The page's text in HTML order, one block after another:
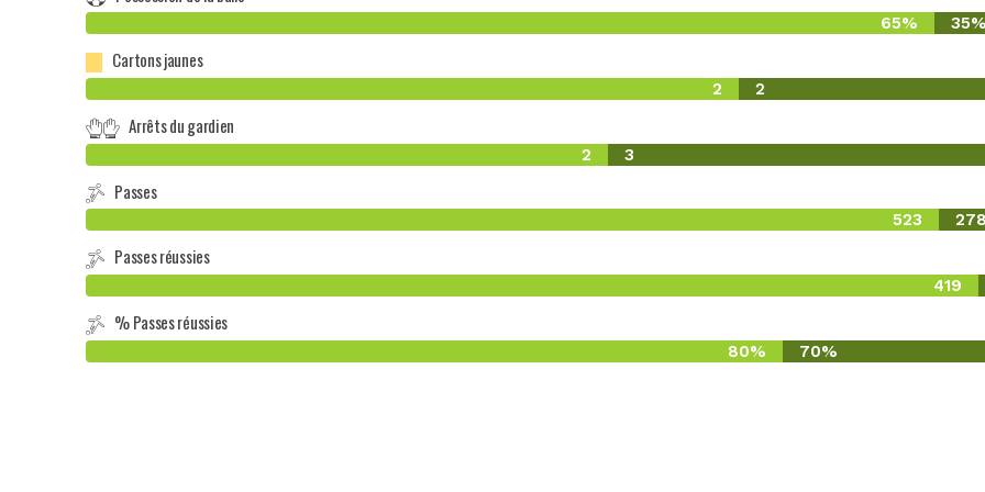
65% 35%
Cartons jaunes
2 2
Arrêts du gardien
2 3
Passes
523 278
Passes réussies
419
% Passes réussies
80% 70%